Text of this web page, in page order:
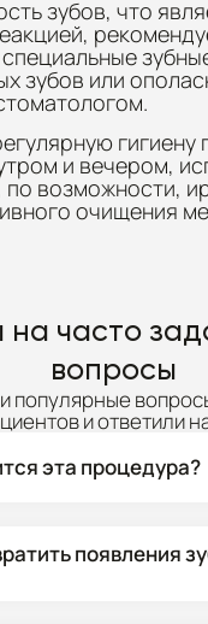
зубов, что
зубов или
гигиену
и вечером,
по возможности,
очищения
на часто
вопросы
популярные
и ответили
эта процедура?
появления